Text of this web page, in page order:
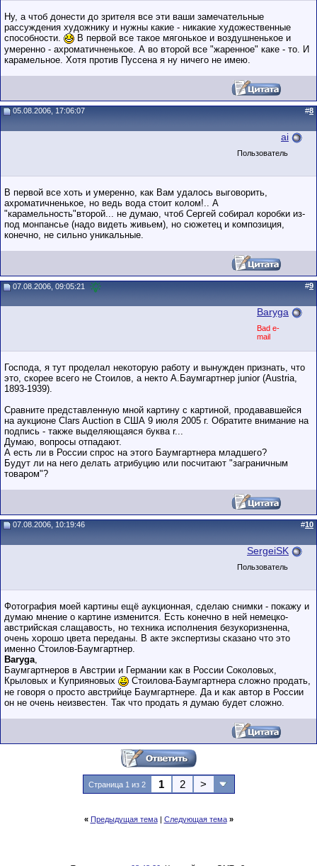
Ну, а чтоб донести до зрителя все эти ваши замечательные
рассуждения художнику и нужны какие - никакие художественные
способности.
В первой все такое мягонькое и воздушненькое и
умеренно - ахроматичненькое. А во второй все "жаренное" каке - то. И
карамельное. Хотя против Пуссена я ну ничего не имею.
05.08.2006, 17:06:07 #8
ai
Пользователь
В первой все хоть и умеренно, как Вам удалось выговорить,
ахроматичненькое, но ведь вода стоит колом!.. А
"карамельность"второй... не думаю, чтоб Сергей собирал коробки из-
под монпансье (надо видеть живьем), но сюжетец и композиция,
конечно, не сильно уникальные.
07.08.2006, 09:05:21 #9
Baryga
Bad e-
mail
Господа, я тут проделал некоторую работу и вынужден признать, что
это, скорее всего не Стоилов, а некто А.Баумгартнер junior (Austria,
1893-1939).
Сравните представленную мной картину с картиной, продававшейся
на аукционе Clars Auction в США 9 июля 2005 г. Обратите внимание на
подпись - также выделяющаяся буква r...
Думаю, вопросы отпадают.
А есть ли в России спрос на этого Баумгартнера младшего?
Будут ли на него делать атрибуцию или посчитают "заграничным
товаром"?
07.08.2006, 10:19:46 #10
SergeiSK
Пользователь
Фотография моей картины ещё аукционная, сделаю снимки - покажу и
думаю мнение о картине изменится. Есть конечно в ней немецко-
австрийская слащавость, но техника исполнения безукоризненна,
очень хорошо цвета переданы. В акте экспертизы сказано что это
именно Стоилов-Баумгартнер.
Baryga,
Баумгартнеров в Австрии и Германии как в России Соколовых,
Крыловых и Куприяновых
Стоилова-Баумгартнера сложно продать,
не говоря о просто австрийце Баумгартнере. Да и как автор в России
он не очень неизвестен. Так что продать я думаю будет сложно.
Страница 1 из 2 1 2 >
« Предыдущая тема| Следующая тема »